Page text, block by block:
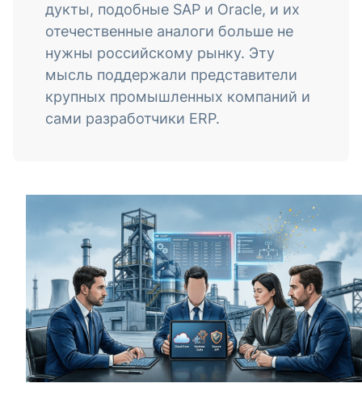
дук­ты, по­доб­ные SAP и Oracle, и их
оте­чес­твен­ные ана­логи боль­ше не
нуж­ны рос­сий­ско­му рын­ку. Эту
мысль под­дер­жа­ли пред­ста­вите­ли
круп­ных про­мыш­лен­ных ком­па­ний и
са­ми раз­ра­бот­чи­ки ERP.